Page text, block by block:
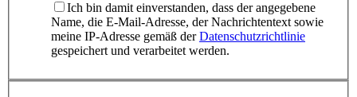
Ich bin damit einverstanden, dass der angegebene
Name, die E-Mail-Adresse, der Nachrichtentext sowie
meine IP-Adresse gemäß derDatenschutzrichtlinie
gespeichert und verarbeitet werden.